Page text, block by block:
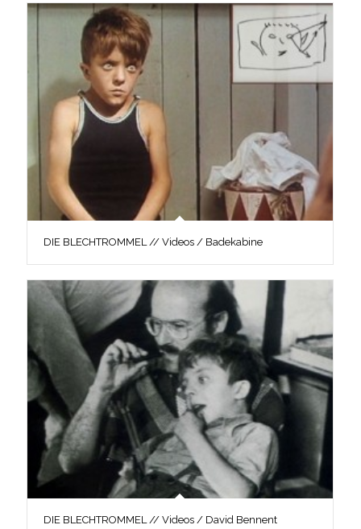
DIE BLECHTROMMEL // Videos / Badekabine
DIE BLECHTROMMEL // Videos / David Bennent